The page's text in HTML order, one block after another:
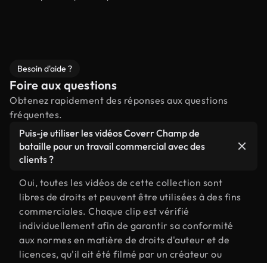
Besoin d'aide ?
Foire aux questions
Obtenez rapidement des réponses aux questions
fréquentes.
Puis-je utiliser les vidéos Coverr Champ de
bataille pour un travail commercial avec des
clients ?
Oui, toutes les vidéos de cette collection sont
libres de droits et peuvent être utilisées à des fins
commerciales. Chaque clip est vérifié
individuellement afin de garantir sa conformité
aux normes en matière de droits d'auteur et de
licences, qu'il ait été filmé par un créateur ou